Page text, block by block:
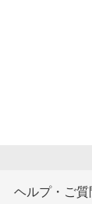
ヘルプ・ご質